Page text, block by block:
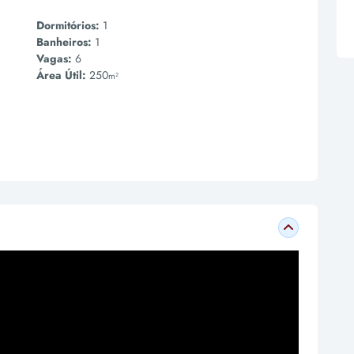
Dormitórios: 1
Banheiros: 1
Vagas: 6
Área Útil: 250m²